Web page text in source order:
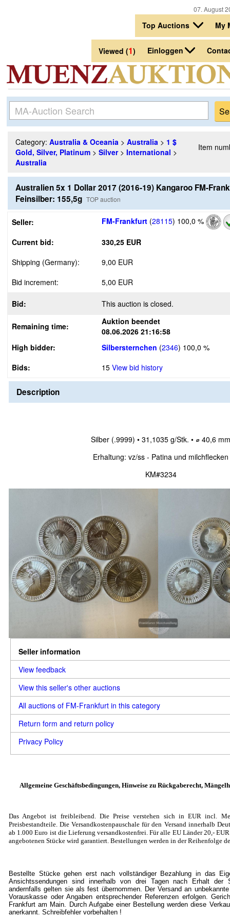
07. August
Top Auctions My
Viewed (1) Einloggen
Category: Australia & Oceania > Australia > 1 $
Gold, Silver, Platinum > Silver> International >
Australia
Item
Australien 5x 1 Dollar 2017 (2016-19) Kangaroo FM-
Feinsilber: 155,5g TOP auction
Seller: FM-Frankfurt (28115) 100,0 %
Current bid:
330,25 EUR
Shipping (Germany):
9,00 EUR
Bid increment:
5,00 EUR
Bid: This auction is closed.
Remaining time:
Auktion beendet
08.06.2026 21:16:58
High bidder:
Silbersternchen (2346) 100,0 %
Bids:
15 View bid history
Description
Silber (.9999) • 31,1035 g/Stk. • ⌀ 40,6 mm
Erhaltung: vz/ss - Patina und milchflecken
KM#3234
Seller information
View feedback
View this seller's other auctions
All auctions of FM-Frankfurt in this category
Return form and return policy
Privacy Policy
Allgemeine Geschäftsbedingungen, Hinweise zu Rückgaberecht,
Das Angebot ist freibleibend. Die Preise verstehen sich in EUR incl.
Preisbestandteile. Die Versandkostenpauschale für den Versand innerhalb
ab 1.000 Euro ist die Lieferung versandkostenfrei. Für alle EU Länder 20,-
angebotenen Stücke wird garantiert. Bestellungen werden in der Reihenfolge
Bestellte Stücke gehen erst nach vollständiger Bezahlung in das
Ansichtssendungen sind innerhalb von drei Tagen nach Erhalt der
andernfalls gelten sie als fest übernommen. Der Versand an
Vorauskasse oder Angaben entsprechender Referenzen erfolgen.
Frankfurt am Main. Durch Aufgabe einer Bestellung werden diese
anerkannt. Schreibfehler vorbehalten !